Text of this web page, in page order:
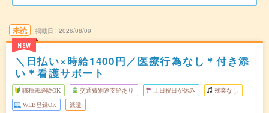
未読
NEW
掲載日 2026/08/09
＼日払い×時給1400円／医療行為なし＊付き添
い＊看護サポート
職種未経験OK 交通費別途支給あり 土日祝日が休み 残業なし
WEB登録OK 派遣